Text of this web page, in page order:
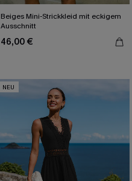
Beiges Mini-Strickkleid mit eckigem
Ausschnitt
46,00 €
NEU